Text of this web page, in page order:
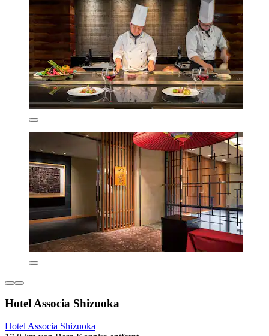
Hotel Associa Shizuoka
Hotel Associa Shizuoka